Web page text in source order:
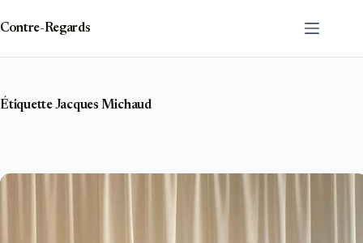
contenu
Contre-Regards
ÉtiquetteJacques Michaud